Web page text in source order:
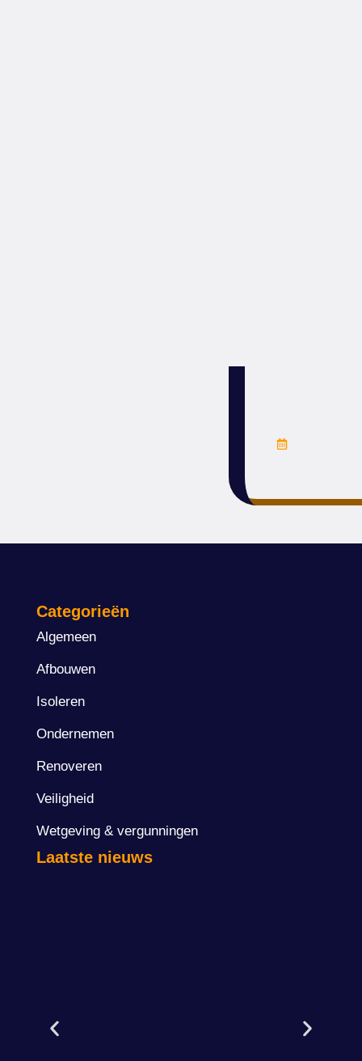
Categorieën
Algemeen
Afbouwen
Isoleren
Ondernemen
Renoveren
Veiligheid
Wetgeving & vergunningen
Laatste nieuws